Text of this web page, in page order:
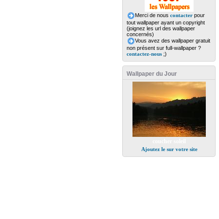
Merci de nous contacterpour
tout wallpaper ayant un copyright
(joignez les url des wallpaper
concernés)
Vous avez des wallpaper gratuit
non présent sur full-wallpaper ?
contactez-nous;)
Wallpaper du Jour
Ajoutez le sur votre site